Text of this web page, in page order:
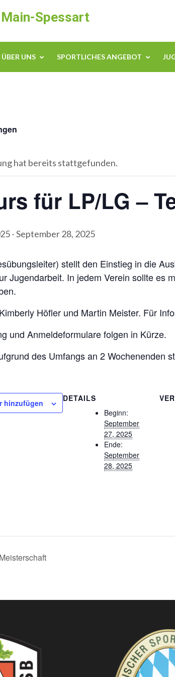
Spessart
ÜBER UNS SPORTLICHES ANGEBOT
hat bereits stattgefunden.
für LP/LG –
-September 28, 2025
stellt den Einstieg in die
Jugendarbeit. In jedem Verein sollte es
Höfler und Martin Meister. Für
und Anmeldeformulare folgen in Kürze.
des Umfangs an 2 Wochenenden
hinzufügen
DETAILS
Beginn:
September
27, 2025
Ende:
September
28, 2025